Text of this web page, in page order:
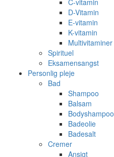
C-vitamin
D-Vitamin
E-vitamin
K-vitamin
Multivitaminer
Spirituel
Eksamensangst
Personlig pleje
Bad
Shampoo
Balsam
Bodyshampoo
Badeolie
Badesalt
Cremer
Ansigt